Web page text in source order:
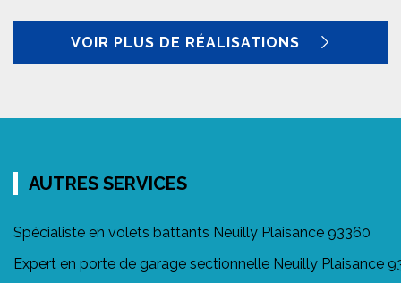
VOIR PLUS DE RÉALISATIONS
AUTRES SERVICES
Spécialiste en volets battants Neuilly Plaisance 93360
Expert en porte de garage sectionnelle Neuilly Plaisance